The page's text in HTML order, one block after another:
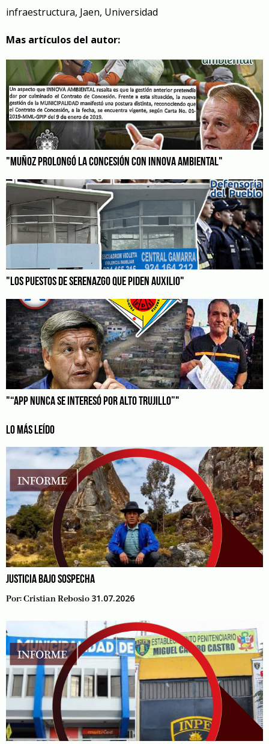
infraestructura, Jaen, Universidad
Mas artículos del autor:
"MUÑOZ PROLONGÓ LA CONCESIÓN CON INNOVA AMBIENTAL"
"LOS PUESTOS DE SERENAZGO QUE PIDEN AUXILIO"
"“APP NUNCA SE INTERESÓ POR ALTO TRUJILLO”"
LO MÁS LEÍDO
JUSTICIA BAJO SOSPECHA
Por:Cristian Rebosio 31.07.2026